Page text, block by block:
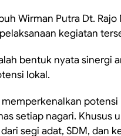
Wirman Putra Dt.
kegiatan
bentuk nyata sinergi
lokal.
potensi
setiap nagari. Khusus
segi adat, SDM, dan